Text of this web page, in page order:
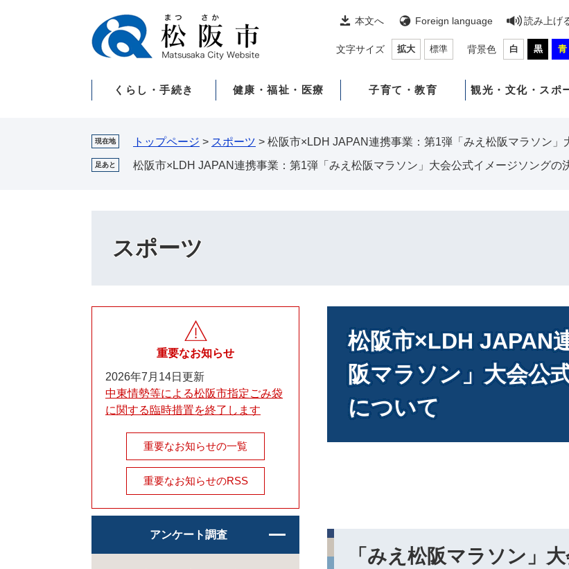
本文へ Foreign language 読み上げ
文字サイズ 拡大 標準 背景色 白 黒 青
くらし・手続き 健康・福祉・医療 子育て・教育 観光・文化・スポ
現在地 トップページ > スポーツ > 松阪市×LDH JAPAN連携事業：第1弾「みえ松阪マラソン」
足あと 松阪市×LDH JAPAN連携事業：第1弾「みえ松阪マラソン」大会公式イメージソングの
スポーツ
松阪市×LDH JAPAN
阪マラソン」大会公
について
「みえ松阪マラソン」
重要なお知らせ
2026年7月14日更新
中東情勢等による松阪市指定ごみ袋
に関する臨時措置を終了します
重要なお知らせの一覧
重要なお知らせのRSS
アンケート調査